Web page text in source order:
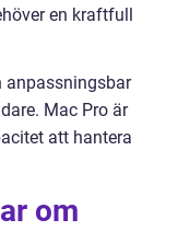
en kraftfull
anpassningsbar
Mac Pro är
att hantera
om